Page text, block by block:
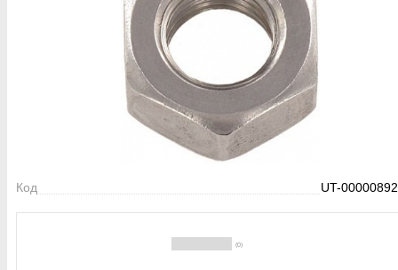
Код UT-00000892
(0)